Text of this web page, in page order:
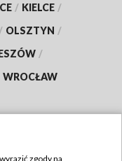
/ KIELCE /
/ OLSZTYN /
/
WROCŁAW
zgody na